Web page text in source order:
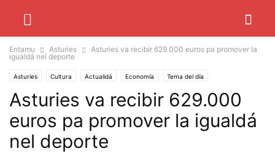
Entamu Asturies
Asturies va recibir 629.000 euros pa promover la
igualdá nel deporte
Asturies Cultura Actualidá Economía Tema del día
Asturies va recibir 629.000
euros pa promover la igualdá
nel deporte